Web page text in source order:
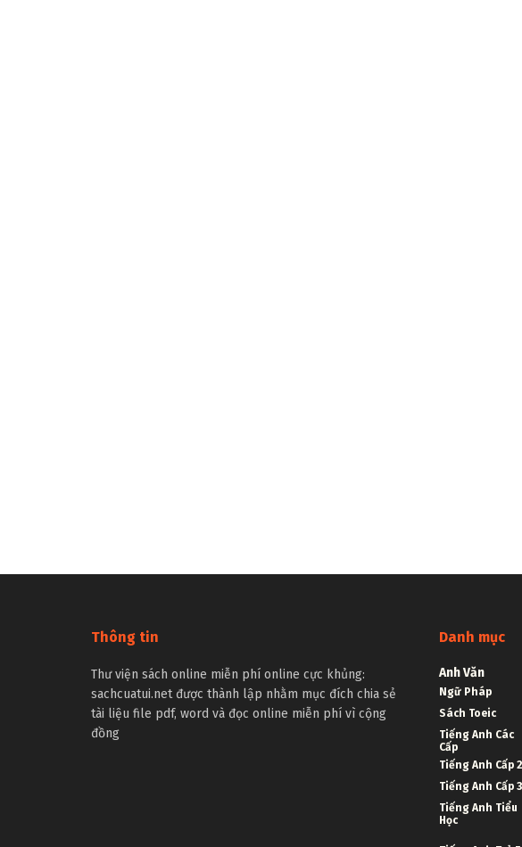
Thông tin
Thư viện sách online miễn phí online cực khủng:
sachcuatui.net được thành lập nhằm mục đích chia sẻ
tài liệu file pdf, word và đọc online miễn phí vì cộng
đồng
Danh mục
Anh Văn
Ngữ Pháp
Sách Toeic
Tiếng Anh Các
Cấp
Tiếng Anh Cấp 2
Tiếng Anh Cấp 3
Tiếng Anh Tiểu
Học